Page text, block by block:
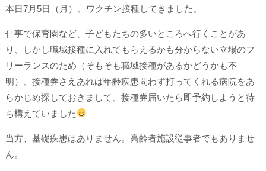
本日7月5日（月）、ワクチン接種してきました。
仕事で保育園など、子どもたちの多いところへ行くことがあ
り、しかし職域接種に入れてもらえるかも分からない立場のフ
リーランスのため（そもそも職域接種があるかどうかも不
明）、接種券さえあれば年齢疾患問わず打ってくれる病院をあ
らかじめ探しておきまして、接種券届いたら即予約しようと待
ち構えていました
当方、基礎疾患はありません。高齢者施設従事者でもありませ
ん。